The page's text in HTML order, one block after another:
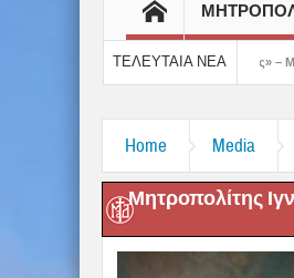
ΤΕΛΕΥΤΑΙΑ ΝΕΑ
έδειξε το μέλλον μας» – Με λαμπρότητα
Home Media
Μητροπολίτης